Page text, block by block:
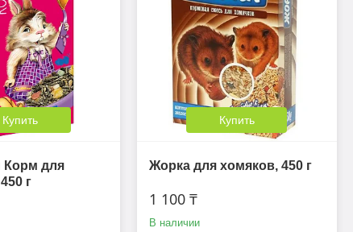
Купить
для
г
Купить
Жорка для хомяков, 450 г
1 100 ₸
В наличии